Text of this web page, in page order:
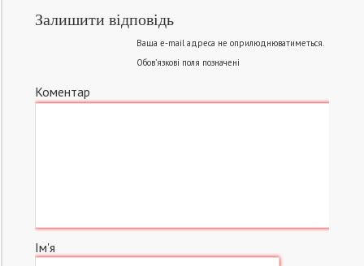
Залишити відповідь
Ваша e-mail адреса не оприлюднюватиметься.
Обов’язкові поля позначені
Коментар
Ім'я